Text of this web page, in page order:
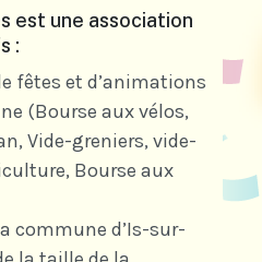
est une association
:
fêtes et d’animations
(Bourse aux vélos,
Vide-greniers, vide-
Bourse aux
commune d’Is-sur-